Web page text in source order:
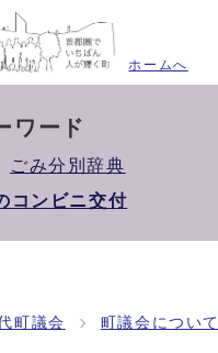
ホームへ
ワード
ごみ分別辞典
コンビニ交付
町議会 町議会について